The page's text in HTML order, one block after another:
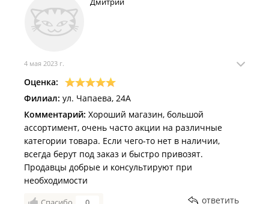
4 мая 2023 г.
Оценка:
Филиал: ул. Чапаева, 24А
Комментарий: Хороший магазин, большой
ассортимент, очень часто акции на различные
категории товара. Если чего-то нет в наличии,
всегда берут под заказ и быстро привозят.
Продавцы добрые и консультируют при
необходимости
ответить